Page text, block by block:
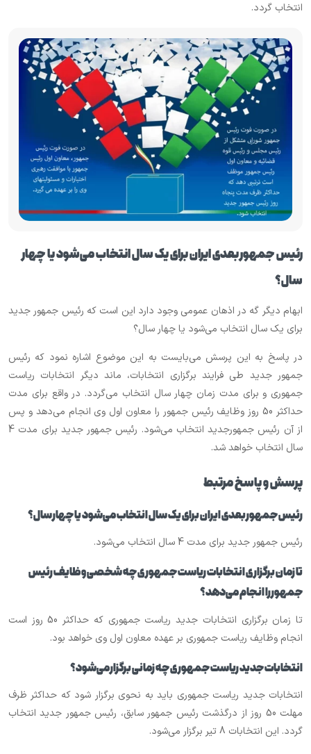
انتخاب‏ گردد.
رئیس جمهور بعدی ایران برای یک سال انتخاب می‌شود یا چهار
سال؟
ابهام دیگر گه در اذهان عمومی وجود دارد این است که رئیس جمهور جدید
برای یک سال انتخاب می‌شود یا چهار سال؟
در پاسخ به این پرسش می‌بایست به این موضوع اشاره نمود که رئیس
جمهور جدید طی فرایند برگزاری انتخابات، ماند دیگر انتخابات ریاست
جمهوری و برای مدت زمان چهار سال انتخاب می‌گردد. در واقع برای مدت
حداکثر 50 روز وظایف رئیس جمهور را معاون اول وی انجام می‌دهد و پس
از آن رئیس جمهورجدید انتخاب می‌شود. رئیس جمهور جدید برای مدت 4
سال انتخاب خواهد شد.
پرسش و پاسخ مرتبط
رئیس جمهور بعدی ایران برای یک سال انتخاب می‌شود یا چهار سال؟
رئیس جمهور جدید برای مدت 4 سال انتخاب می‌شود.
تا زمان برگزاری انتخابات ریاست جمهوری چه شخصی وظایف رئیس
جمهور را انجام می‌دهد؟
تا زمان برگزاری انتخابات جدید ریاست جمهوری که حداکثر 50 روز است
انجام وظایف ریاست جمهوری بر عهده معاون اول وی خواهد بود.
انتخابات جدید ریاست جمهوری چه زمانی برگزار می‌شود؟
انتخابات جدید ریاست جمهوری باید به نحوی برگزار شود که حداکثر ظرف
مهلت 50 روز از درگذشت رئیس جمهور سابق، رئیس جمهور جدید انتخاب
گردد. این انتخابات 8 تیر برگزار می‌شود.